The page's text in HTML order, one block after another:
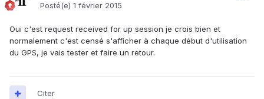
Posté(e) 1 février 2015
Oui c'est request received for up session je crois bien et
normalement c'est censé s'afficher à chaque début d'utilisation
du GPS, je vais tester et faire un retour.
Citer